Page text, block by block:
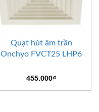
Quạt hút âm trần
Onchyo FVCT25 LHP6
455.000₫